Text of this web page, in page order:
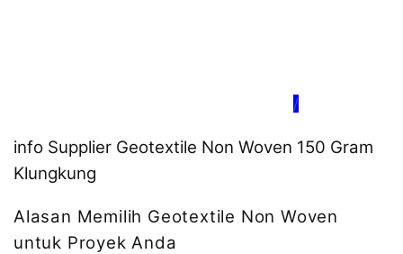
/
info Supplier Geotextile Non Woven 150 Gram
Klungkung
Alasan Memilih Geotextile Non Woven
untuk Proyek Anda